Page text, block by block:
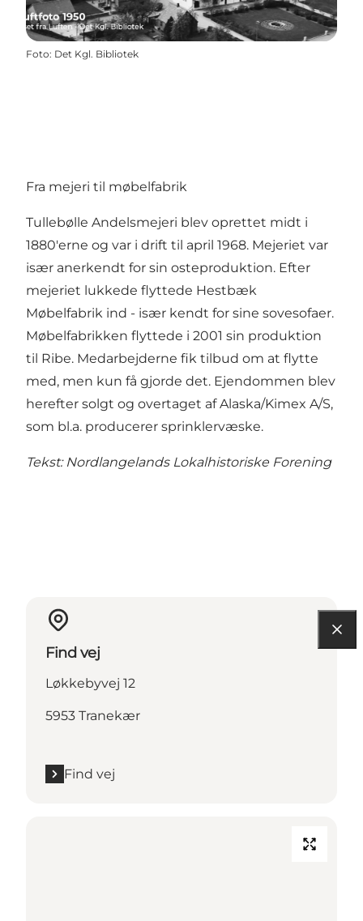
Foto: Det Kgl. Bibliotek
Fra mejeri til møbelfabrik
Tullebølle Andelsmejeri blev oprettet midt i
1880'erne og var i drift til april 1968. Mejeriet var
især anerkendt for sin osteproduktion. Efter
mejeriet lukkede flyttede Hestbæk
Møbelfabrik ind - især kendt for sine sovesofaer.
Møbelfabrikken flyttede i 2001 sin produktion
til Ribe. Medarbejderne fik tilbud om at flytte
med, men kun få gjorde det. Ejendommen blev
herefter solgt og overtaget af Alaska/Kimex A/S,
som bl.a. producerer sprinklervæske.
Tekst: Nordlangelands Lokalhistoriske Forening
Find vej
Løkkebyvej 12
5953 Tranekær
Find vej